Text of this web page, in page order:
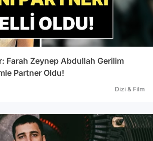
Farah Zeynep Abdullah Gerilim
Partner Oldu!
Dizi & Film